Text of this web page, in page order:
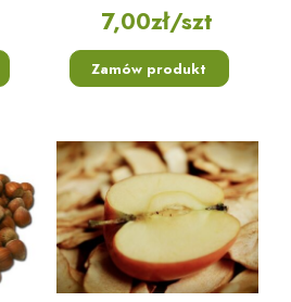
7,00zł/szt
Zamów produkt